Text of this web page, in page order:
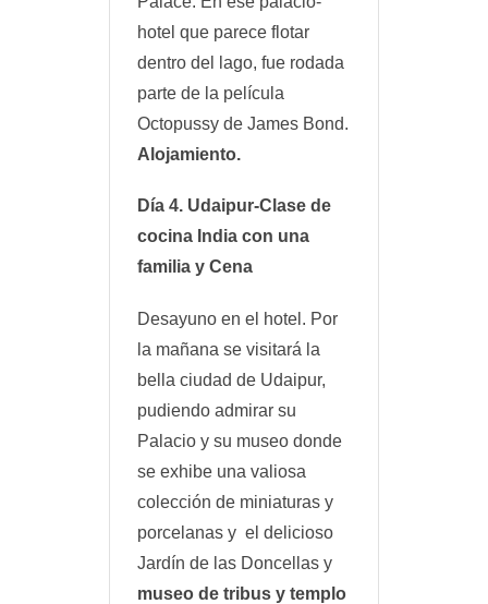
hotel que parece flotar
dentro del lago, fue rodada
parte de la película
Octopussy de James Bond.
Alojamiento.
Día 4. Udaipur-Clase de
cocina India con una
familia y Cena
Desayuno en el hotel. Por
la mañana se visitará la
bella ciudad de Udaipur,
pudiendo admirar su
Palacio y su museo donde
se exhibe una valiosa
colección de miniaturas y
porcelanas y el delicioso
Jardín de las Doncellas y
museo de tribus y templo